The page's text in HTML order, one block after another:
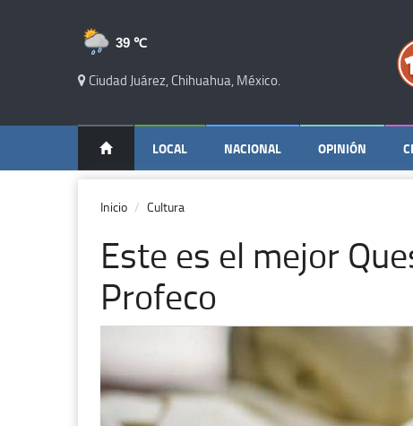
39 ℃
Ciudad Juárez, Chihuahua, México.
LOCAL NACIONAL OPINIÓN
Inicio Cultura
Este es el mejor
Profeco